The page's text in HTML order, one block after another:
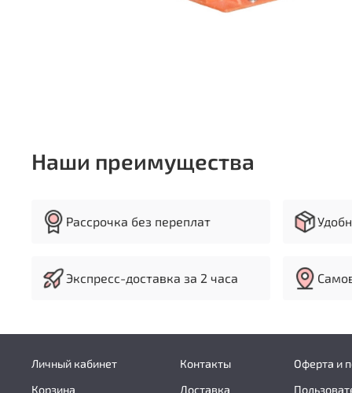
Наши преимущества
Рассрочка без переплат
Экспресс-доставка за 2 часа
Личный кабинет
Корзина
Контакты
Доставка
Оферта и